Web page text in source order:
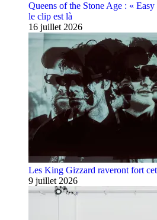
Queens of the Stone Age : «
le clip est là
16 juillet 2026
Les King Gizzard raveront fort
9 juillet 2026